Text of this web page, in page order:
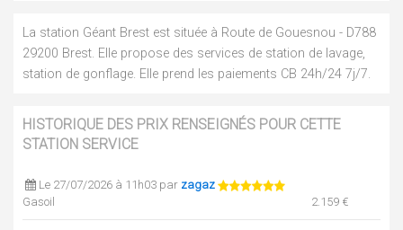
La station Géant Brest est située à Route de Gouesnou - D788
29200 Brest. Elle propose des services de station de lavage,
station de gonflage. Elle prend les paiements CB 24h/24 7j/7.
HISTORIQUE DES PRIX RENSEIGNÉS POUR CETTE
STATION SERVICE
Le 27/07/2026 à 11h03 par zagaz
Gasoil
2.159 €